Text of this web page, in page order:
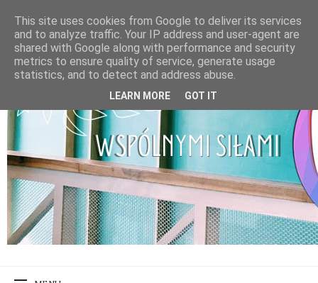
This site uses cookies from Google to deliver its services
and to analyze traffic. Your IP address and user-agent are
shared with Google along with performance and security
metrics to ensure quality of service, generate usage
statistics, and to detect and address abuse.
LEARN MORE GOT IT